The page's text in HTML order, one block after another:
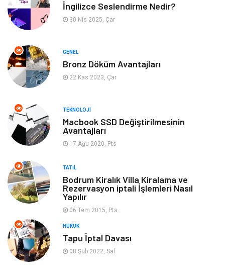
Giyim
Mobilya
Tekstil Genel Kültür
Turizm Spor Malzemeleri
Hediyelik Eşya
oyun alanları
Blogroll
Cruise
Güzellik
İngilizce Seslendirme Nedir?
30 Nis 2025, Çar
GENEL
Bronz Döküm Avantajları
22 Kas 2023, Çar
TEKNOLOJI
Macbook SSD Değiştirilmesinin
Avantajları
17 Ağu 2020, Pts
TATIL
Bodrum Kiralık Villa Kiralama ve
Rezervasyon iptali İşlemleri Nasıl
Yapılır
06 Tem 2015, Pts
HUKUK
Tapu İptal Davası
08 Şub 2022, Sal